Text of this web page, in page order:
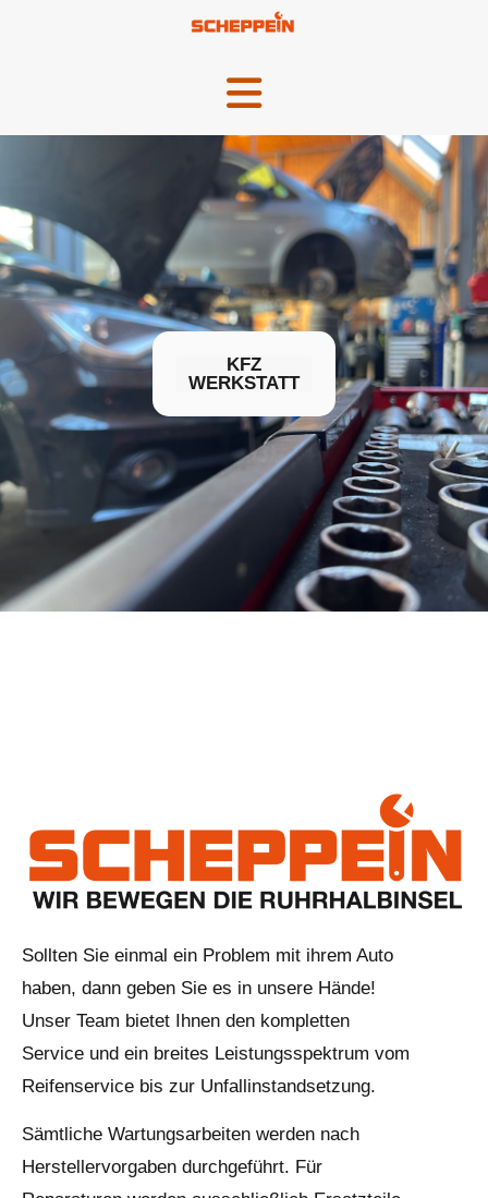
KFZ
WERKSTATT
Sollten Sie einmal ein Problem mit ihrem Auto
haben, dann geben Sie es in unsere Hände!
Unser Team bietet Ihnen den kompletten
Service und ein breites Leistungsspektrum vom
Reifenservice bis zur Unfallinstandsetzung.
Sämtliche Wartungsarbeiten werden nach
Herstellervorgaben durchgeführt. Für